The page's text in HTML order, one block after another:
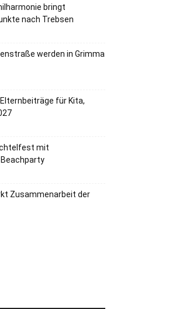
bringt
nach Trebsen
werden in Grimma
für Kita,
mit
Zusammenarbeit der